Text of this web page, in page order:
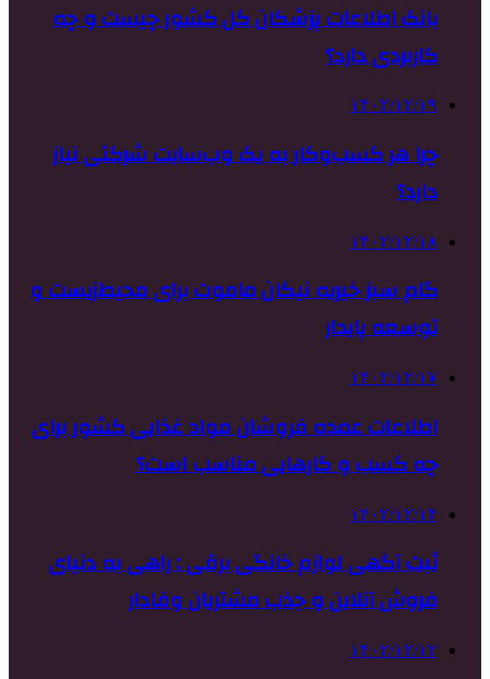
بانک اطلاعات پزشکان کل کشور چیست و چه
کاربردی دارد؟
۱۴۰۲/۱۲/۱۹
چرا هر کسب‌وکار به یک وب‌سایت شرکتی نیاز
دارد؟
۱۴۰۲/۱۲/۱۸
گام سبز خیریه نیکان ماموت برای محیط‌زیست و
توسعه پایدار
۱۴۰۲/۱۲/۱۷
اطلاعات عمده فروشان مواد غذایی کشور برای
چه کسب و کارهایی مناسب است؟
۱۴۰۲/۱۲/۱۴
ثبت آگهی لوازم خانگی برقی : راهی به دنیای
فروش آنلاین و جذب مشتریان وفادار
۱۴۰۲/۱۲/۱۲